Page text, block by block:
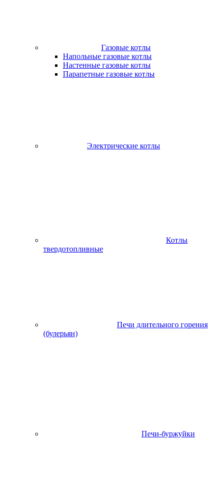
Газовые котлы
Напольные газовые котлы
Настенные газовые котлы
Парапетные газовые котлы
Электрические котлы
Котлы
твердотопливные
Печи длительного горения
(булерьян)
Печи-буржуйки